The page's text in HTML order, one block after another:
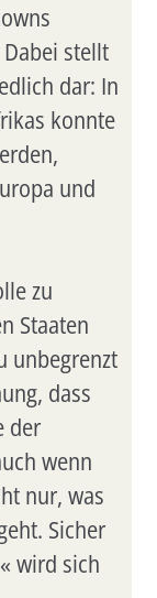
stellt
dar: In
konnte
und
zu
Staaten
unbegrenzt
dass
der
wenn
nur, was
Sicher
wird sich